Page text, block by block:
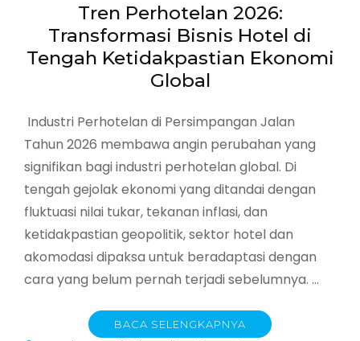
Tren Perhotelan 2026:
Transformasi Bisnis Hotel di
Tengah Ketidakpastian Ekonomi
Global
Industri Perhotelan di Persimpangan Jalan
Tahun 2026 membawa angin perubahan yang
signifikan bagi industri perhotelan global. Di
tengah gejolak ekonomi yang ditandai dengan
fluktuasi nilai tukar, tekanan inflasi, dan
ketidakpastian geopolitik, sektor hotel dan
akomodasi dipaksa untuk beradaptasi dengan
cara yang belum pernah terjadi sebelumnya. …
BACA SELENGKAPNYA